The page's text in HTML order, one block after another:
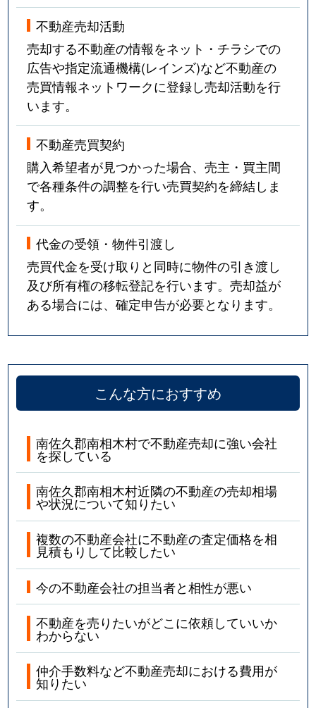
不動産売却活動
売却する不動産の情報をネット・チラシでの
広告や指定流通機構(レインズ)など不動産の
売買情報ネットワークに登録し売却活動を行
います。
不動産売買契約
購入希望者が見つかった場合、売主・買主間
で各種条件の調整を行い売買契約を締結しま
す。
代金の受領・物件引渡し
売買代金を受け取りと同時に物件の引き渡し
及び所有権の移転登記を行います。売却益が
ある場合には、確定申告が必要となります。
こんな方におすすめ
南佐久郡南相木村で不動産売却に強い会社
を探している
南佐久郡南相木村近隣の不動産の売却相場
や状況について知りたい
複数の不動産会社に不動産の査定価格を相
見積もりして比較したい
今の不動産会社の担当者と相性が悪い
不動産を売りたいがどこに依頼していいか
わからない
仲介手数料など不動産売却における費用が
知りたい